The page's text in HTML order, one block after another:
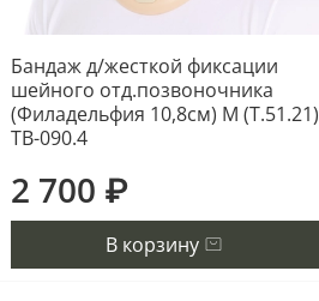
Бандаж д/жесткой фиксации
шейного отд.позвоночника
(Филадельфия 10,8см) М (Т.51.21)
ТВ-090.4
2 700 ₽
В корзину